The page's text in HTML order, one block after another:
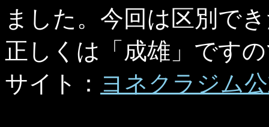
ました。今回は区別で
正しくは「成雄」です
サイト： ヨネクラジム